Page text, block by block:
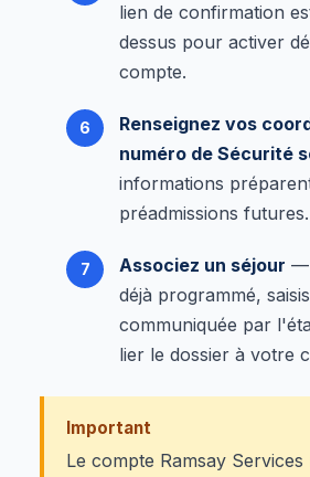
lien de confirmation
dessus pour activer
compte.
Renseignez vos
numéro de Sécurité
informations
préadmissions futures.
Associez un séjour —
déjà programmé,
communiquée par
lier le dossier à votre
Important
Le compte Ramsay